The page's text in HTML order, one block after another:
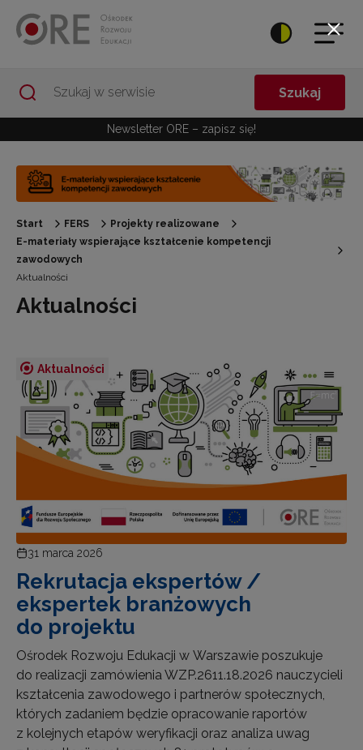
Szukaj
Newsletter ORE – zapisz się!
Start FERS
Projekty realizowane
E-materiały wspierające kształcenie kompetencji
zawodowych
Aktualności
Aktualności
Aktualności
31 marca 2026
Rekrutacja ekspertów /
ekspertek branżowych
do projektu
Ośrodek Rozwoju Edukacji w Warszawie poszukuje
do realizacji zamówienia WZP.2611.18.2026 nauczycieli
kształcenia zawodowego i partnerów społecznych,
których zadaniem będzie opracowanie raportów
z kolejnych etapów weryfikacji oraz analiza uwag